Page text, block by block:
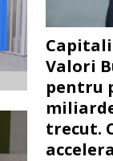
Valori
pentru
trecut.